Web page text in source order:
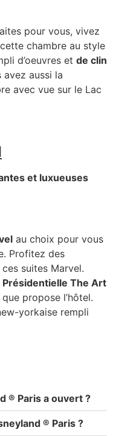
pour vous, vivez
chambre au style
d’oeuvres et de clin
avez aussi la
avec vue sur le Lac
et luxueuses
au choix pour vous
Profitez des
suites Marvel.
Présidentielle The Art
propose l’hôtel.
yorkaise rempli
® Paris a ouvert ?
® Paris ?